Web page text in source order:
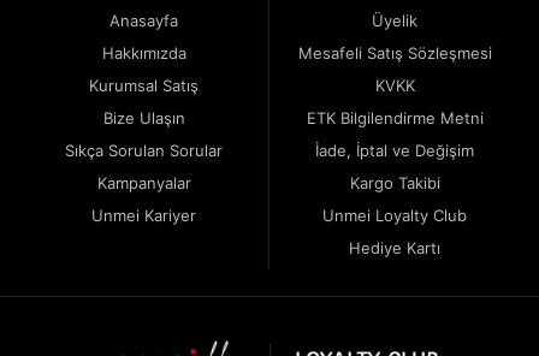
Anasayfa
Hakkımızda
Kurumsal Satış
Bize Ulaşın
Sıkça Sorulan Sorular
Kampanyalar
Unmei Kariyer
Üyelik
Mesafeli Satış Sözleşmesi
KVKK
ETK Bilgilendirme Metni
İade, İptal ve Değişim
Kargo Takibi
Unmei Loyalty Club
Hediye Kartı